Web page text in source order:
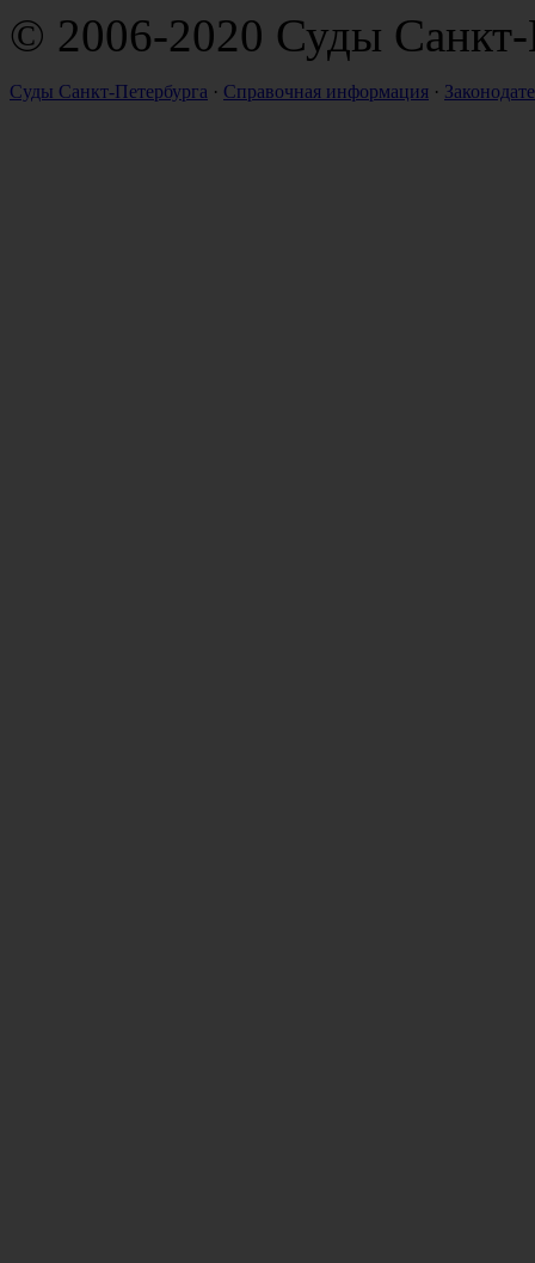
© 2006-2020 Суды Санкт-
Суды Санкт-Петербурга · Справочная информация ·